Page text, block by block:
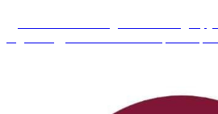
Navegación
de